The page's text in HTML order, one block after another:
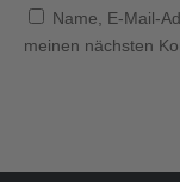
Name, E-Mail-
meinen nächsten